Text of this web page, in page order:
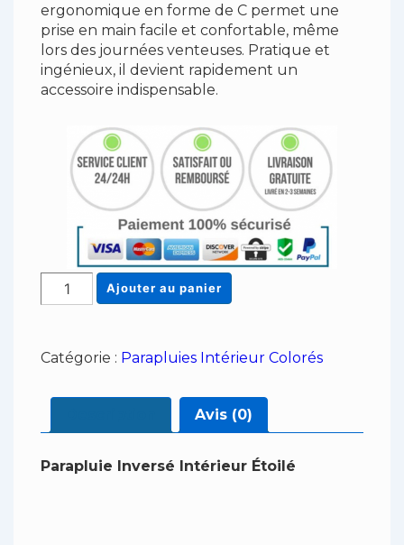
ergonomique en forme de C permet une
prise en main facile et confortable, même
lors des journées venteuses. Pratique et
ingénieux, il devient rapidement un
accessoire indispensable.
quantité
de
Intérieur
Ajouter au panier
Catégorie : Parapluies Intérieur Colorés
Avis (0)
Parapluie Inversé Intérieur Étoilé